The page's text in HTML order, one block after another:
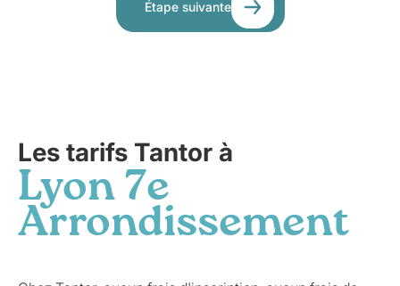
Étape suivante
Les tarifs Tantor à
Lyon 7e
Arrondissement